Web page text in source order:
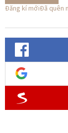
Đăng kí mớiĐã quên